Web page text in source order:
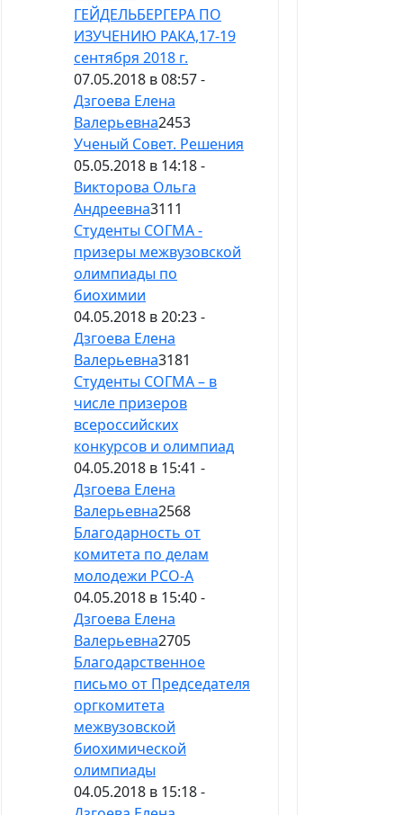
ГЕЙДЕЛЬБЕРГЕРА ПО
ИЗУЧЕНИЮ РАКА,17-19
сентября 2018 г.
07.05.2018 в 08:57 -
Дзгоева Елена
Валерьевна2453
Ученый Совет. Решения
05.05.2018 в 14:18 -
Викторова Ольга
Андреевна3111
Студенты СОГМА -
призеры межвузовской
олимпиады по
биохимии
04.05.2018 в 20:23 -
Дзгоева Елена
Валерьевна3181
Студенты СОГМА – в
числе призеров
всероссийских
конкурсов и олимпиад
04.05.2018 в 15:41 -
Дзгоева Елена
Валерьевна2568
Благодарность от
комитета по делам
молодежи РСО-А
04.05.2018 в 15:40 -
Дзгоева Елена
Валерьевна2705
Благодарственное
письмо от Председателя
оргкомитета
межвузовской
биохимической
олимпиады
04.05.2018 в 15:18 -